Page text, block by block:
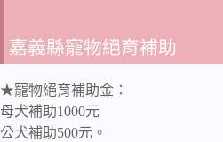
嘉義縣寵物絕育補助
★寵物絕育補助金：
母犬補助1000元
公犬補助500元。